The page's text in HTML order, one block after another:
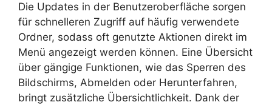
Die Updates in der Benutzeroberfläche sorgen
für schnelleren Zugriff auf häufig verwendete
Ordner, sodass oft genutzte Aktionen direkt im
Menü angezeigt werden können. Eine Übersicht
über gängige Funktionen, wie das Sperren des
Bildschirms, Abmelden oder Herunterfahren,
bringt zusätzliche Übersichtlichkeit. Dank der